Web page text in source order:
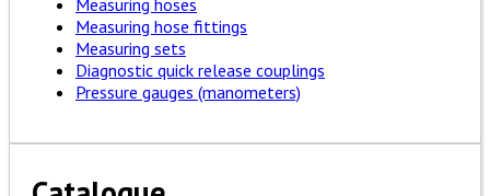
Measuring hoses
Measuring hose fittings
Measuring sets
Diagnostic quick release couplings
Pressure gauges (manometers)